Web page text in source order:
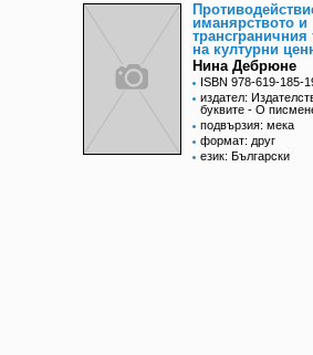
иманярството и
на културни
Нина Дебрюне
ISBN 978-619-185-
издател:
буквите - О
подвързия: мека
формат: друг
език: Български